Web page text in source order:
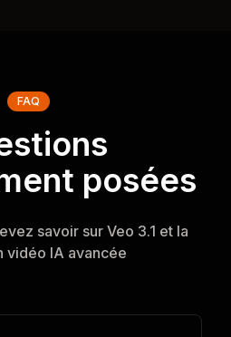
FAQ
posées
savoir sur Veo 3.1 et la
vidéo IA avancée